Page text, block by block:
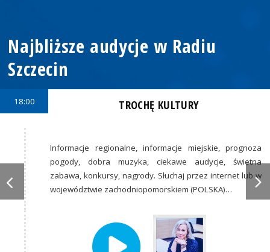
Najbliższe audycje w Radiu
Szczecin
18:00 TROCHĘ KULTURY
Informacje regionalne, informacje miejskie, prognoza
pogody, dobra muzyka, ciekawe audycje, świetna
zabawa, konkursy, nagrody. Słuchaj przez internet lub w
województwie zachodniopomorskiem (POLSKA)…